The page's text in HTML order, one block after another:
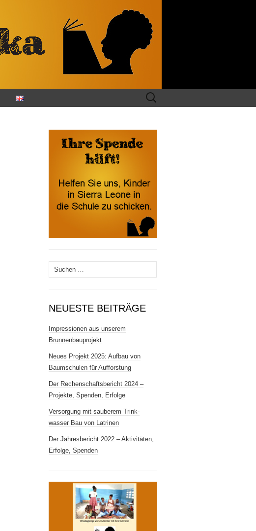
Suchen
nach:
Suchen
nach:
NEUESTE BEITRÄGE
Impressionen aus unserem
Brunnenbauprojekt
Neues Projekt 2025: Aufbau von
Baumschulen für Aufforstung
Der Rechenschaftsbericht 2024 –
Projekte, Spenden, Erfolge
Versorgung mit sauberem Trink­
wasser Bau von Latrinen
Der Jahresbericht 2022 – Aktivitäten,
Erfolge, Spenden